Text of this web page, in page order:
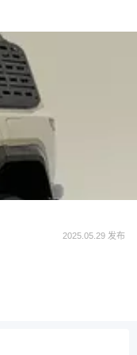
2025.05.29 发布